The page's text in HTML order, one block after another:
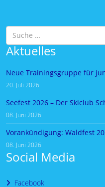
Suchen
Aktuelles
Neue Trainingsgruppe für
20. Juli 2026
Seefest 2026 – Der Skiclub
08. Juni 2026
Vorankündigung: Waldfest
08. Juni 2026
Social Media
Facebook